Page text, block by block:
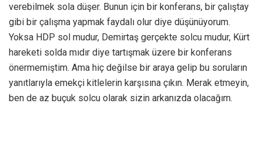
verebilmek sola düşer. Bunun için bir konferans, bir çalıştay
gibi bir çalışma yapmak faydalı olur diye düşünüyorum.
Yoksa HDP sol mudur, Demirtaş gerçekte solcu mudur, Kürt
hareketi solda mıdır diye tartışmak üzere bir konferans
önermemiştim. Ama hiç değilse bir araya gelip bu soruların
yanıtlarıyla emekçi kitlelerin karşısına çıkın. Merak etmeyin,
ben de az buçuk solcu olarak sizin arkanızda olacağım.